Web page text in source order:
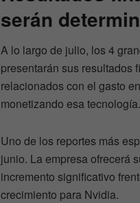
serán
A lo largo de julio, los 4
presentarán sus resultados
relacionados con el gasto
monetizando esa tecnología.
Uno de los reportes más
junio. La empresa ofrecerá
incremento significativo
crecimiento para Nvidia.